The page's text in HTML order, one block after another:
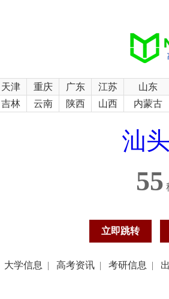
天津 重庆 广东 江苏
山东
吉林 云南 陕西 山西 内蒙古
汕
54
立即跳转
大学信息 | 高考资讯 | 考研信息 |